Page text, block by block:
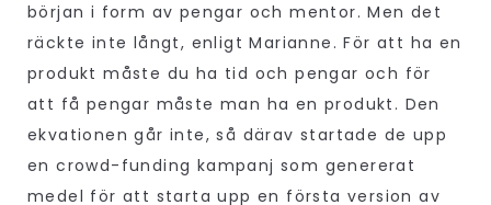
början i form av pengar och mentor. Men det
räckte inte långt, enligt Marianne. För att ha en
produkt måste du ha tid och pengar och för
att få pengar måste man ha en produkt. Den
ekvationen går inte, så därav startade de upp
en crowd-funding kampanj som genererat
medel för att starta upp en första version av